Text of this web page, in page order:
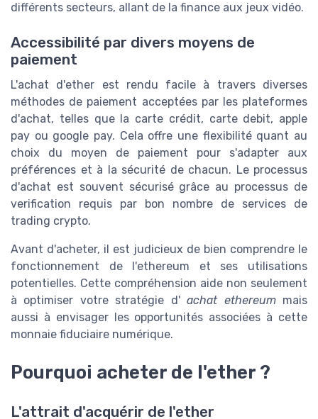
différents secteurs, allant de la finance aux jeux vidéo.
Accessibilité par divers moyens de
paiement
L'achat d'ether est rendu facile à travers diverses
méthodes de paiement acceptées par les plateformes
d'achat, telles que la carte crédit, carte debit, apple
pay ou google pay. Cela offre une flexibilité quant au
choix du moyen de paiement pour s'adapter aux
préférences et à la sécurité de chacun. Le processus
d'achat est souvent sécurisé grâce au processus de
verification requis par bon nombre de services de
trading crypto.
Avant d'acheter, il est judicieux de bien comprendre le
fonctionnement de l'ethereum et ses utilisations
potentielles. Cette compréhension aide non seulement
à optimiser votre stratégie d'achat ethereummais
aussi à envisager les opportunités associées à cette
monnaie fiduciaire numérique.
Pourquoi acheter de l'ether ?
L'attrait d'acquérir de l'ether